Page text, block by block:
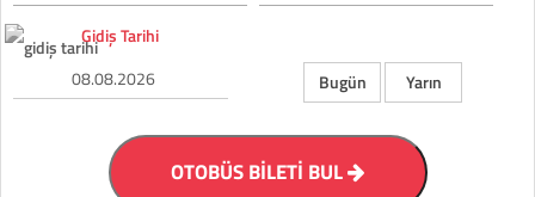
Gidiş Tarihi
Bugün
Yarın
OTOBÜS BİLETİ BUL